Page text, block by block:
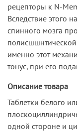
рецепторы к N-
Вследствие этого
спинного мозга
именно этот
тонус, при его
Описание товара
Таблетки белого
одной стороне и